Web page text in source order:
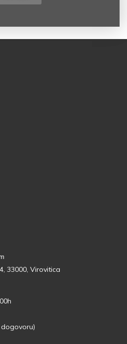
33000, Virovitica
dogovoru)